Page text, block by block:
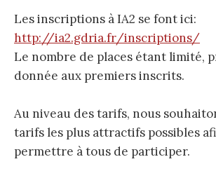
Les inscriptions à IA2 se font ici:
http://ia2.gdria.fr/inscriptions/
Le nombre de places étant limité,
donnée aux premiers inscrits.
Au niveau des tarifs, nous
tarifs les plus attractifs possibles
permettre à tous de participer.